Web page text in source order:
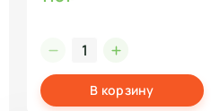
В корзину